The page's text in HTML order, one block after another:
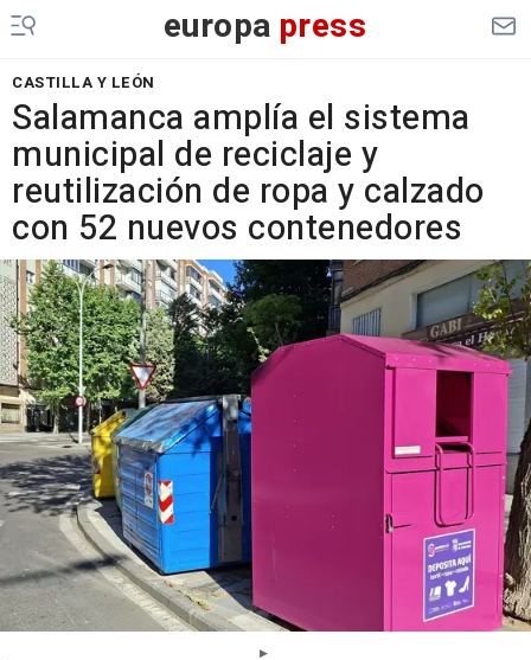
europa press
CASTILLA Y LEÓN
Salamanca amplía el sistema
municipal de reciclaje y
reutilización de ropa y calzado
con 52 nuevos contenedores